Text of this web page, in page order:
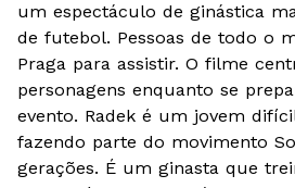
um espectáculo de ginástica
de futebol. Pessoas de todo o
Praga para assistir. O filme
personagens enquanto se
evento. Radek é um jovem
fazendo parte do movimento
gerações. É um ginasta que